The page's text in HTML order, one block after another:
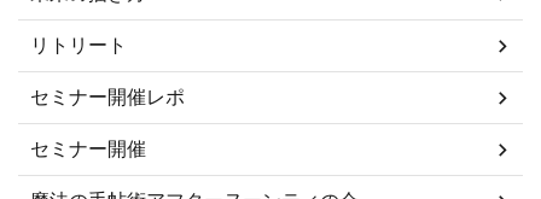
リトリート
セミナー開催レポ
セミナー開催